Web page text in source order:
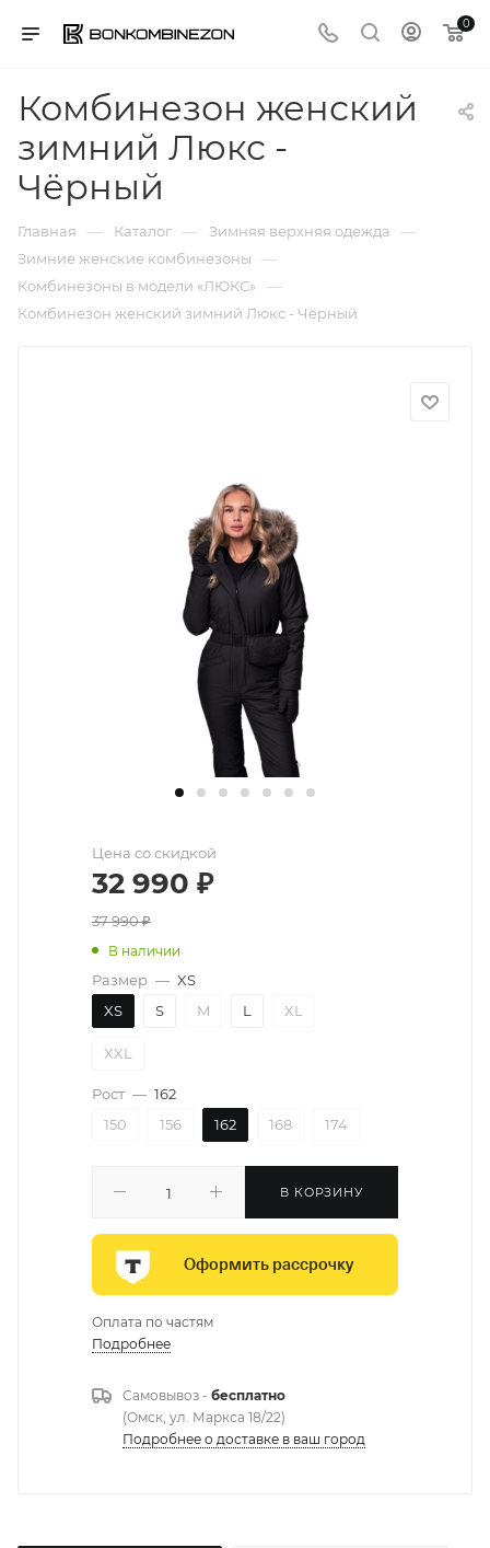
0
Комбинезон женский
зимний Люкс -
Чёрный
Главная — Каталог — Зимняя верхняя одежда —
Зимние женские комбинезоны —
Комбинезоны в модели «ЛЮКС» —
Комбинезон женский зимний Люкс - Чёрный
Цена со скидкой
32 990 ₽
37 990₽
В наличии
Размер — XS
XS
S M L XL
XXL
Рост — 162
150
156 162 168 174
В КОРЗИНУ
Оформить рассрочку
Оплата по частям
Подробнее
Самовывоз - бесплатно
(Омск, ул. Маркса 18/22)
Подробнее о доставке в ваш город